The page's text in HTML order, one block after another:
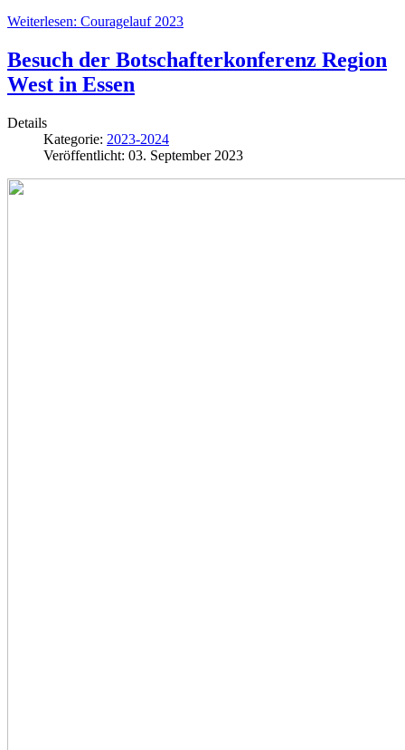
Weiterlesen: Couragelauf 2023
Besuch der Botschafterkonferenz Region
West in Essen
Details
Kategorie: 2023-2024
Veröffentlicht: 03. September 2023